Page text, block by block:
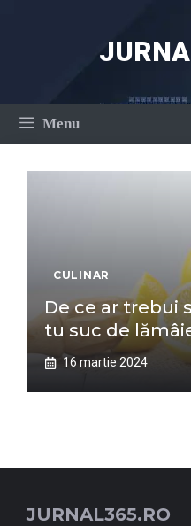
Menu
CULINAR
De ce ar trebui
tu suc de
16 martie 2024
JURNAL365.RO